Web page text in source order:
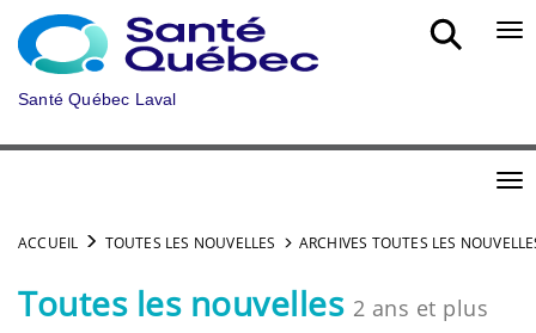
Aller au menu principal
Santé Québec Laval
ACCUEIL TOUTES LES NOUVELLES ARCHIVES TOUTES LES
Toutes les nouvelles 2 ans et plus